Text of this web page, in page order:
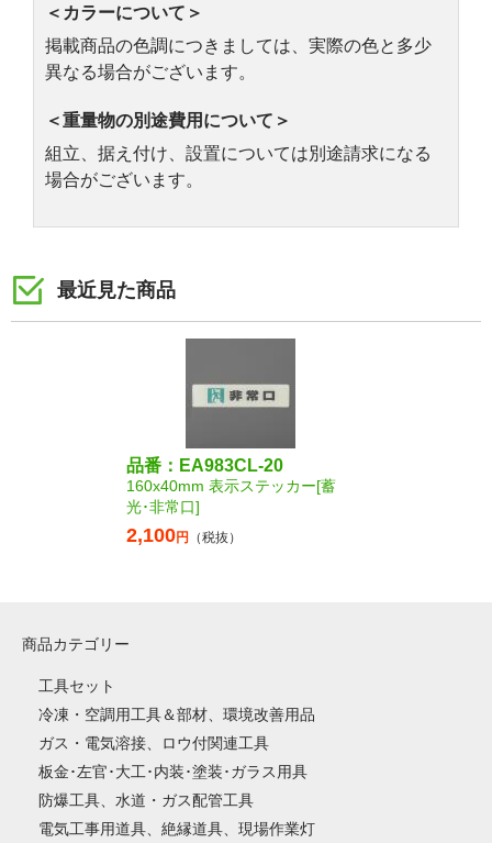
＜カラーについて＞
掲載商品の色調につきましては、実際の色と多少
異なる場合がございます。
＜重量物の別途費用について＞
組立、据え付け、設置については別途請求になる
場合がございます。
最近見た商品
品番：EA983CL-20
160x40mm 表示ステッカー[蓄
光･非常口]
2,100円 （税抜）
商品カテゴリー
工具セット
冷凍・空調用工具＆部材、環境改善用品
ガス・電気溶接、ロウ付関連工具
板金･左官･大工･内装･塗装･ガラス用具
防爆工具、水道・ガス配管工具
電気工事用道具、絶縁道具、現場作業灯